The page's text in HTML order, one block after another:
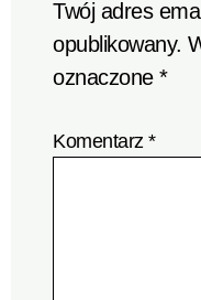
Twój adres
opublikowany.
oznaczone*
Komentarz*